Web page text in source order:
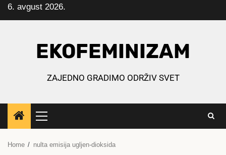
Skip
to
6. avgust 2026.
EKOFEMINIZAM
ZAJEDNO GRADIMO ODRŽIV SVET
Primary
Menu
Home nulta emisija ugljen-dioksida